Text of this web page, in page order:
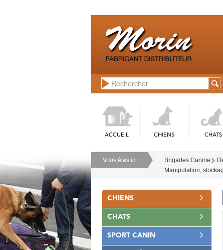
ACCUEIL CHIENS CHATS
Vous êtes ici Brigades Canine
Manipulation,
CHIENS
CHATS
SPORT CANIN